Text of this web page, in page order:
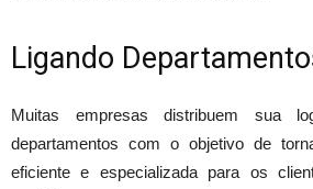
Ligando
Muitas empresas distribuem sua
departamentos com o objetivo de
eficiente e especializada para os